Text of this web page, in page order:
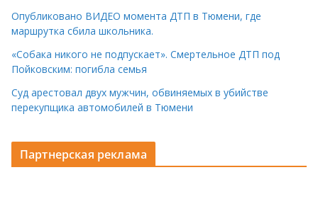
Опубликовано ВИДЕО момента ДТП в Тюмени, где
маршрутка сбила школьника.
«Собака никого не подпускает». Смертельное ДТП под
Пойковским: погибла семья
Суд арестовал двух мужчин, обвиняемых в убийстве
перекупщика автомобилей в Тюмени
Партнерская реклама